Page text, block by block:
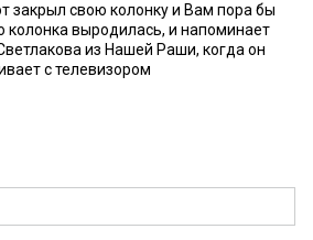
закрыл свою колонку и Вам пора бы
колонка выродилась, и напоминает
из Нашей Раши, когда он
с телевизором